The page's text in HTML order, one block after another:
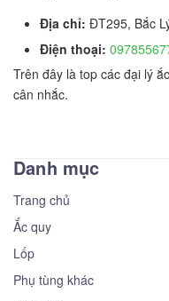
Địa chỉ: ĐT295, Bắc
Điện thoại:
Trên đây là top các đại lý
cân nhắc.
Danh mục
Trang chủ
Ắc quy
Lốp
Phụ tùng khác